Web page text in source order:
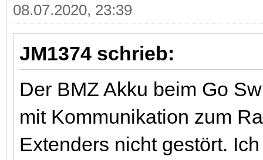
08.07.2020, 23:39
JM1374 schrieb:
Der BMZ Akku beim Go
mit Kommunikation zum
Extenders nicht gestört.